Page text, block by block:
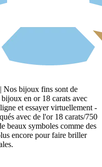
| Nos bijoux fins sont de
en or 18 carats avec
et essayer virtuellement -
avec de l'or 18 carats/750
beaux symboles comme des
encore pour faire briller